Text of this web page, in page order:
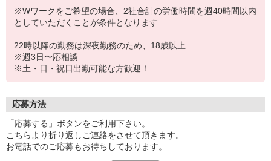
※Wワークをご希望の場合、2社合計の労働時間を週40時間以内
としていただくことが条件となります
22時以降の勤務は深夜勤務のため、18歳以上
※週3日〜応相談
※土・日・祝日出勤可能な方歓迎！
応募方法
「応募する」ボタンをご利用下さい。
こちらより折り返しご連絡をさせて頂きます。
お電話でのご応募もお待ちしております。